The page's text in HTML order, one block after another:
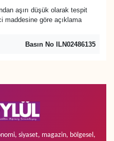
aşırı düşük olarak tespit
maddesine göre açıklama
Basın No ILN02486135
siyaset, magazin, bölgesel,